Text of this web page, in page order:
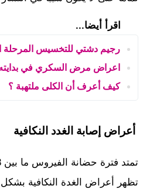
اقرأ أيضا...
رجيم دشتي للتخسيس المرحلة
اعراض مرض السكري في
كيف أعرف أن الكلى ملتهبة ؟
أعراض إصابة الغدد النكافية
تظهر أعراض الغدة النكافية بشكل